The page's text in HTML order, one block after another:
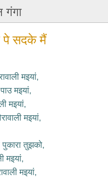
गंगा
पे सदके मैं
मइयां,
मइयां,
मइयां,
मइयां,
पुकारा तुझको,
मइयां,
मइयां,